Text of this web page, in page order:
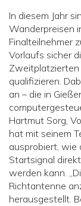
In diesem Jahr
Wanderpreisen
Finalteilnehmer
Vorlaufs sicher
Zweitplatzierten
qualifizieren.
an – die in
Hartmut Sorg,
hat mit seinem
ausprobiert, wie
Startsignal
werden kann.
Richtantenne
herausgestellt.